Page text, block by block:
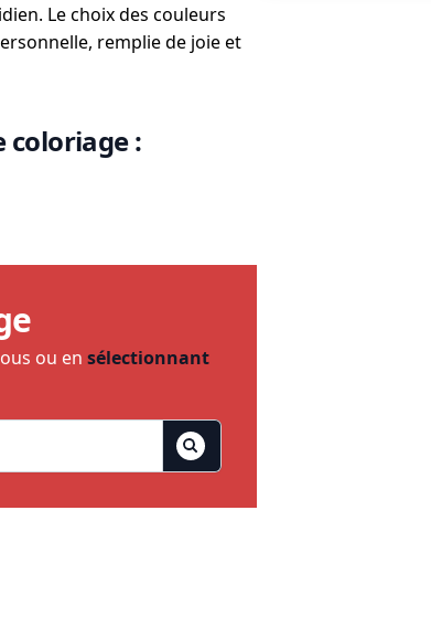
Le choix des couleurs
remplie de joie et
coloriage :
ou en sélectionnant